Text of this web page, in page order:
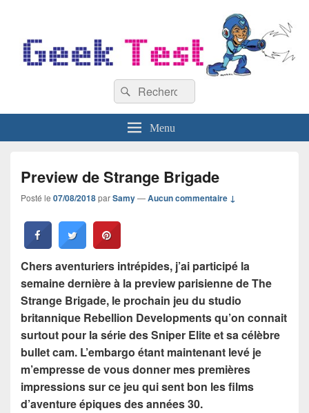
Recherche :
Rechercher
Menu
Preview de Strange Brigade
Posté le 07/08/2018parSamy—Aucun commentaire ↓
Chers aventuriers intrépides, j’ai participé la
semaine dernière à la preview parisienne de The
Strange Brigade, le prochain jeu du studio
britannique Rebellion Developments qu’on connait
surtout pour la série des Sniper Elite et sa célèbre
bullet cam. L’embargo étant maintenant levé je
m’empresse de vous donner mes premières
impressions sur ce jeu qui sent bon les films
d’aventure épiques des années 30.